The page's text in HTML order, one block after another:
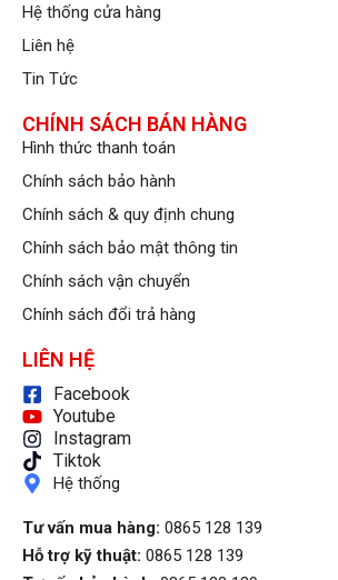
Hệ thống cửa hàng
Liên hệ
Tin Tức
CHÍNH SÁCH BÁN HÀNG
Hình thức thanh toán
Chính sách bảo hành
Chính sách & quy định chung
Chính sách bảo mật thông tin
Chính sách vận chuyển
Chính sách đổi trả hàng
LIÊN HỆ
Facebook
Youtube
Instagram
Tiktok
Hệ thống
Tư vấn mua hàng: 0865 128 139
Hỗ trợ kỹ thuật: 0865 128 139